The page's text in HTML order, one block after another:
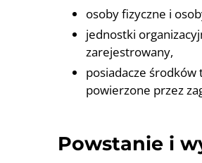
osoby fizyczne i
jednostki
zarejestrowany,
posiadacze
powierzone przez
Powstanie i